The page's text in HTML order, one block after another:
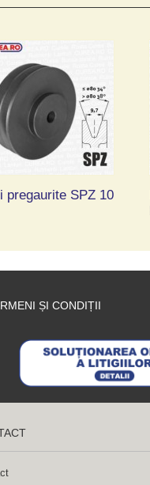
pregaurite SPZ 10
ȘI CONDIȚII